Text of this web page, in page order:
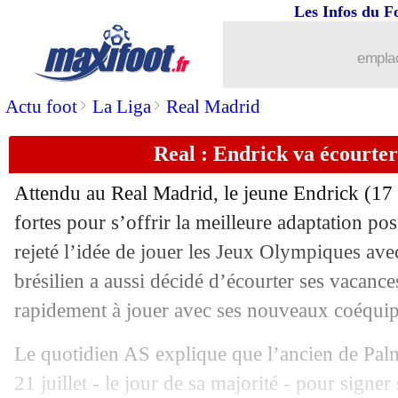
Actu foot> La Liga> Real Madrid
Les Infos du
Real : Endrick va écourter
Attendu au Real Madrid, le jeune Endrick (17
fortes pour s’offrir la meilleure adaptation
rejeté l’idée de jouer les Jeux Olympiques
brésilien a aussi décidé d’écourter ses
rapidement à jouer avec ses nouveaux
Le quotidien AS explique que l’ancien de
21 juillet - le jour de sa majorité - pour signer
Rennes : la Roma pense aussi à
12/07 EdF: Rodri explique comment
: Inzaghi a prolongé (officiel)
12/07 Al-Nassr: Sadio Mané de retour à
12/07 Rennes: le Bayern a proposé 35 M€
12/07 Real : le message de Carvajal à
12/07 Man City: Rodri se sent heureux,
12/07 Leicester : Ndidi prolonge jusqu'en